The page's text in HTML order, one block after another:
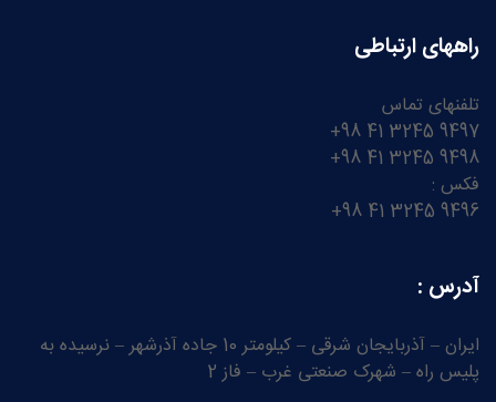
راههای ارتباطی
تلفنهای تماس
9497 3245 41 98+
9498 3245 41 98+
فکس :
9496 3245 41 98+
آدرس :
ایران – آذربایجان شرقی – کیلومتر 10 جاده آذرشهر – نرسیده به
پلیس راه – شهرک صنعتی غرب – فاز 2